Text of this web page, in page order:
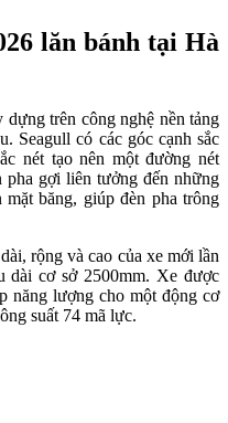
lăn bánh tại Hà
trên công nghệ nền tảng
Seagull có các góc cạnh sắc
nét tạo nên một đường nét
pha gợi liên tưởng đến những
băng, giúp đèn pha trông
rộng và cao của xe mới lần
dài cơ sở 2500mm. Xe được
năng lượng cho một động cơ
suất 74 mã lực.